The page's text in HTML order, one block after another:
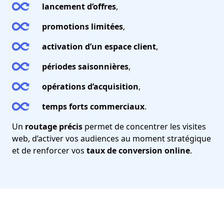
lancement d’offres,
promotions limitées,
activation d’un espace client,
périodes saisonnières,
opérations d’acquisition,
temps forts commerciaux.
Un routage précis permet de concentrer les visites
web, d’activer vos audiences au moment stratégique
et de renforcer vos taux de conversion online.